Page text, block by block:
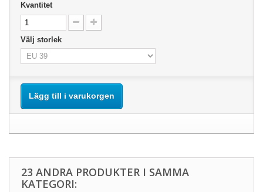
Kvantitet
Välj storlek
Lägg till i varukorgen
23 ANDRA PRODUKTER I SAMMA
KATEGORI: